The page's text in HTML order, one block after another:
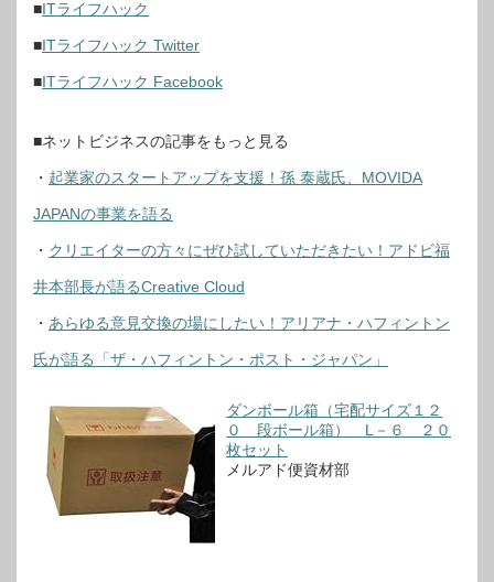
■ITライフハック
■ITライフハック Twitter
■ITライフハック Facebook
■ネットビジネスの記事をもっと見る
・ 起業家のスタートアップを支援！孫 泰蔵氏、MOVIDA
JAPANの事業を語る
・ クリエイターの方々にぜひ試していただきたい！アドビ福
井本部長が語るCreative Cloud
・ あらゆる意見交換の場にしたい！アリアナ・ハフィントン
氏が語る「ザ・ハフィントン・ポスト・ジャパン」
ダンボール箱（宅配サイズ１２
０ 段ボール箱） L－６ ２０
枚セット
メルアド便資材部